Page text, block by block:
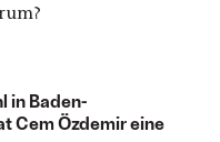
in Baden-
Cem Özdemir eine